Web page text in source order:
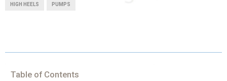
T
T
O R D
HIGH HEELS PUMPS
Table of Contents